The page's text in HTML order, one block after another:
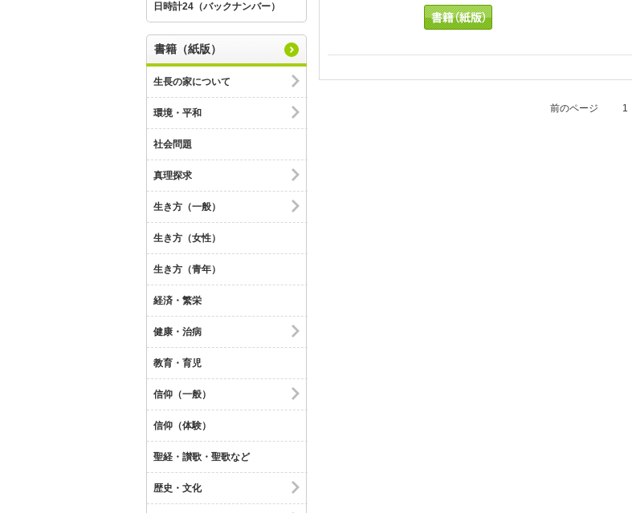
日時計24（バックナンバー）
書籍（紙版）
生長の家について
環境・平和
社会問題
真理探求
生き方（一般）
生き方（女性）
生き方（青年）
経済・繁栄
健康・治病
教育・育児
信仰（一般）
信仰（体験）
聖経・讃歌・聖歌など
歴史・文化
前のページ 1